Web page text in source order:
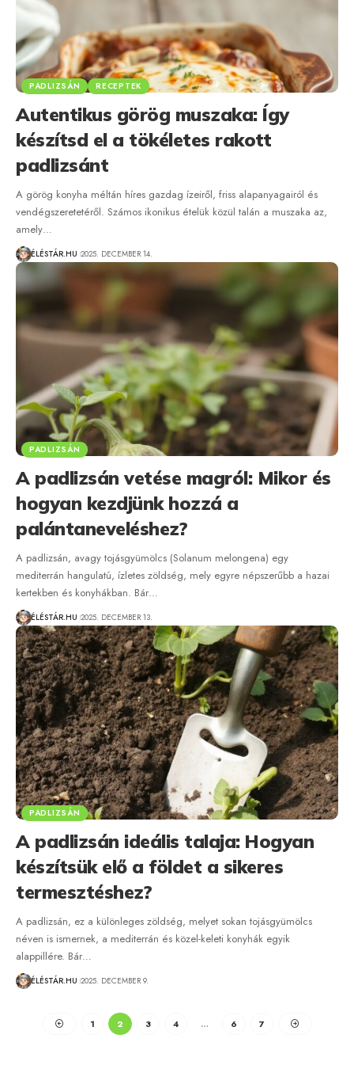
PADLIZSÁN RECEPTEK
Autentikus görög muszaka: Így
készítsd el a tökéletes rakott
padlizsánt
A görög konyha méltán híres gazdag ízeiről, friss alapanyagairól és
vendégszeretetéről. Számos ikonikus ételük közül talán a muszaka az,
amely…
ÉLÉSTÁR.HU 2025. DECEMBER 14.
PADLIZSÁN
A padlizsán vetése magról: Mikor és
hogyan kezdjünk hozzá a
palántaneveléshez?
A padlizsán, avagy tojásgyümölcs (Solanum melongena) egy
mediterrán hangulatú, ízletes zöldség, mely egyre népszerűbb a hazai
kertekben és konyhákban. Bár…
ÉLÉSTÁR.HU 2025. DECEMBER 13.
PADLIZSÁN
A padlizsán ideális talaja: Hogyan
készítsük elő a földet a sikeres
termesztéshez?
A padlizsán, ez a különleges zöldség, melyet sokan tojásgyümölcs
néven is ismernek, a mediterrán és közel-keleti konyhák egyik
alappillére. Bár…
ÉLÉSTÁR.HU 2025. DECEMBER 9.
1 2 3 4 … 6 7